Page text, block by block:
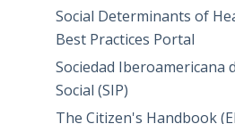
Social Determinants of
Best Practices Portal
Sociedad Iberoamericana
Social (SIP)
The Citizen's Handbook